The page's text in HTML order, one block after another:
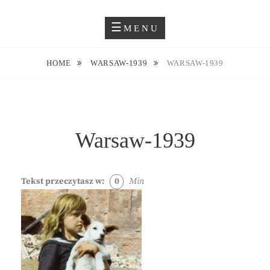
JUSTYNA EWA GROCHOWSKA
MENU
HOME WARSAW-1939 WARSAW-1939
Warsaw-1939
Tekst przeczytasz w: 0 Min